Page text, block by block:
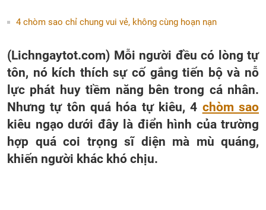
4 chòm sao chỉ chung vui vẻ, không cùng hoạn nạn
(Lichngaytot.com) Mỗi người đều có lòng tự
tôn, nó kích thích sự cố gắng tiến bộ và nỗ
lực phát huy tiềm năng bên trong cá nhân.
Nhưng tự tôn quá hóa tự kiêu, 4 chòm sao
kiêu ngạo dưới đây là điển hình của trường
hợp quá coi trọng sĩ diện mà mù quáng,
khiến người khác khó chịu.